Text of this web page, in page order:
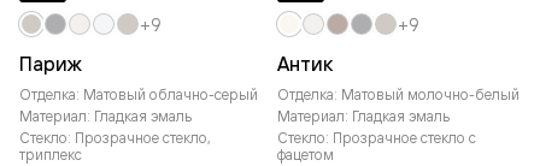
Париж
Отделка: Матовый облачно-серый
Материал: Гладкая эмаль
Стекло: Прозрачное стекло,
триплекс
+9
Антик
Отделка: Матовый молочно-белый
Материал: Гладкая эмаль
Стекло: Прозрачное стекло с
фацетом
+9